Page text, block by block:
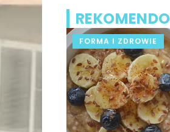
FORMA I ZDROWIE